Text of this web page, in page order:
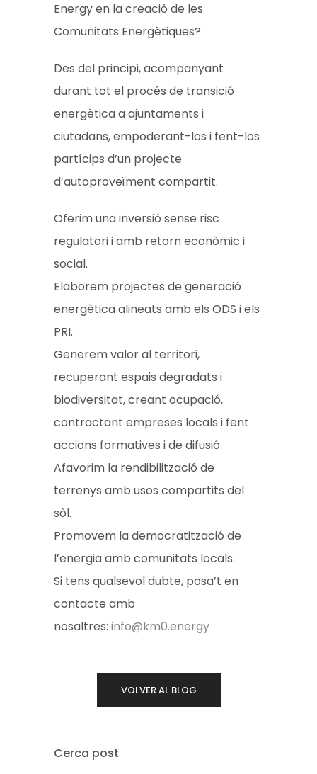
Energy en la creació de les
Comunitats Energètiques?
Des del principi, acompanyant
durant tot el procés de transició
energètica a ajuntaments i
ciutadans, empoderant-los i fent-los
partícips d’un projecte
d’autoproveïment compartit.
Oferim una inversió sense risc
regulatori i amb retorn econòmic i
social.
Elaborem projectes de generació
energètica alineats amb els ODS i els
PRI.
Generem valor al territori,
recuperant espais degradats i
biodiversitat, creant ocupació,
contractant empreses locals i fent
accions formatives i de difusió.
Afavorim la rendibilització de
terrenys amb usos compartits del
sòl.
Promovem la democratització de
l’energia amb comunitats locals.
Si tens qualsevol dubte, posa’t en
contacte amb
nosaltres:info@km0.energy
VOLVER AL BLOG
Cerca post